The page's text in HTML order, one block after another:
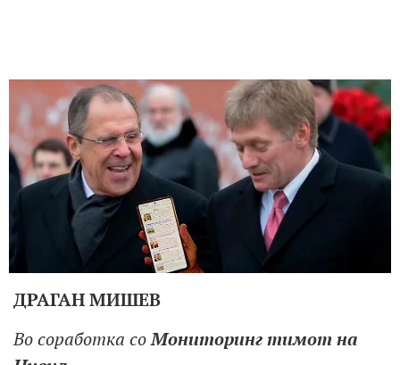
ДРАГАН МИШЕВ
Во соработка соМониторинг тимот на